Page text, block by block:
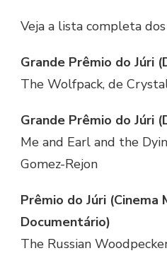
Veja a lista completa
Grande Prêmio do Júri
The Wolfpack, de
Grande Prêmio do Júri
Me and Earl and the
Gomez-Rejon
Prêmio do Júri (Cinema
Documentário)
The Russian